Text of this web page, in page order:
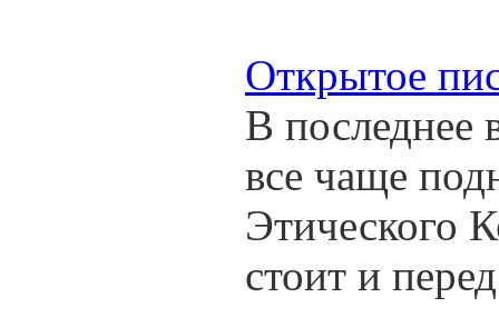
Открытое
В последнее
все чаще
Этического
стоит и